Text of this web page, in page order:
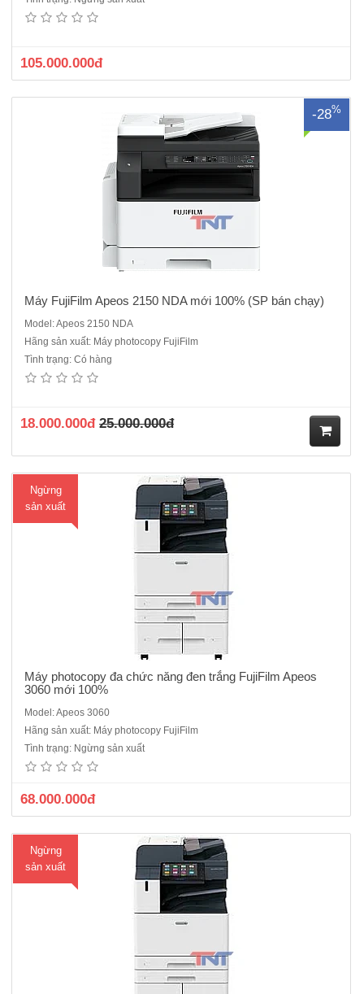
105.000.000đ
-28%
mới ra mắt, máy chạy êm, thiết kế đẹp mắt, đầy đủ chức năng, máy
mới 100%, hàng chính hãng đầy đủ giấy tờ CO,CQChức năng cơ bản:
Máy FujiFilm Apeos 2150 NDA mới 100% (SP bán chạy)
Model: Apeos 2150 NDA
Hãng sản xuất: Máy photocopy FujiFilm
Tình trạng: Có hàng
18.000.000đ 25.000.000đ
Ngừng
sản xuất
Máy photocopy đa chức năng đen trắng Fujifilm Apeos 3060 mới
100%- Chức năng chính: Photocopy /in/scan- Tốc độ copy liên tục : 30
Máy photocopy đa chức năng đen trắng FujiFilm Apeos
3060 mới 100%
Model: Apeos 3060
Hãng sản xuất: Máy photocopy FujiFilm
Tình trạng: Ngừng sản xuất
68.000.000đ
Ngừng
sản xuất
Máy photocopy đa chức năng đen trắng Fujifilm Apeos 3560 mới
100%-Chức năng chính: Photocopy /in/scan -Tốc độ copy liên tục : 35
trang/phút - Bộ nhớ : 4GB (tối đa)- Dung lượng thiết bị lưu trữ : SSD
128GB - Màn hình cảm ứng màu chạm..